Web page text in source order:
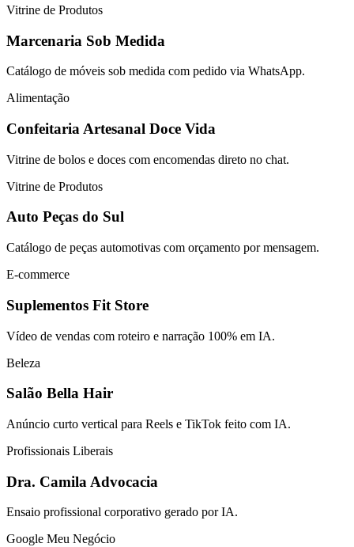
Vitrine de Produtos
Marcenaria Sob Medida
Catálogo de móveis sob medida com pedido via WhatsApp.
Alimentação
Confeitaria Artesanal Doce Vida
Vitrine de bolos e doces com encomendas direto no chat.
Vitrine de Produtos
Auto Peças do Sul
Catálogo de peças automotivas com orçamento por mensagem.
E-commerce
Suplementos Fit Store
Vídeo de vendas com roteiro e narração 100% em IA.
Beleza
Salão Bella Hair
Anúncio curto vertical para Reels e TikTok feito com IA.
Profissionais Liberais
Dra. Camila Advocacia
Ensaio profissional corporativo gerado por IA.
Google Meu Negócio